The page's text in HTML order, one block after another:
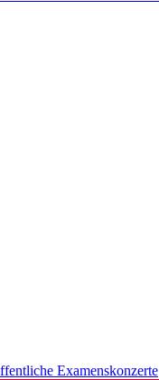
Examenskonzerte